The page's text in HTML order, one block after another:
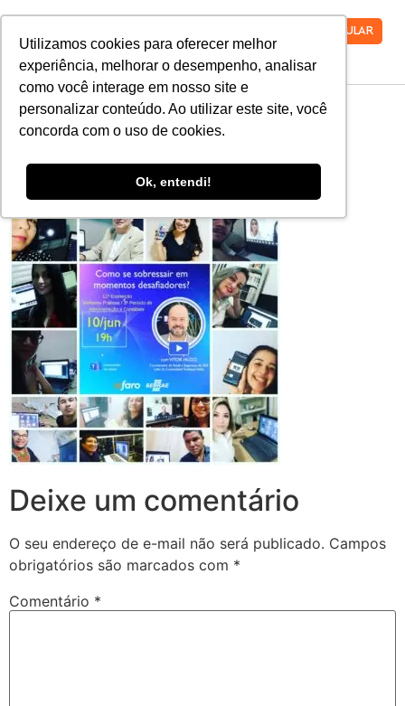
Utilizamos cookies para oferecer melhor
experiência, melhorar o desempenho, analisar
como você interage em nosso site e
personalizar conteúdo. Ao utilizar este site, você
concorda com o uso de cookies.
Ok, entendi!
VESTIBULAR
IMG-20200612-
WA0018
Deixe um comentário
O seu endereço de e-mail não será publicado. Campos
obrigatórios são marcados com *
Comentário *